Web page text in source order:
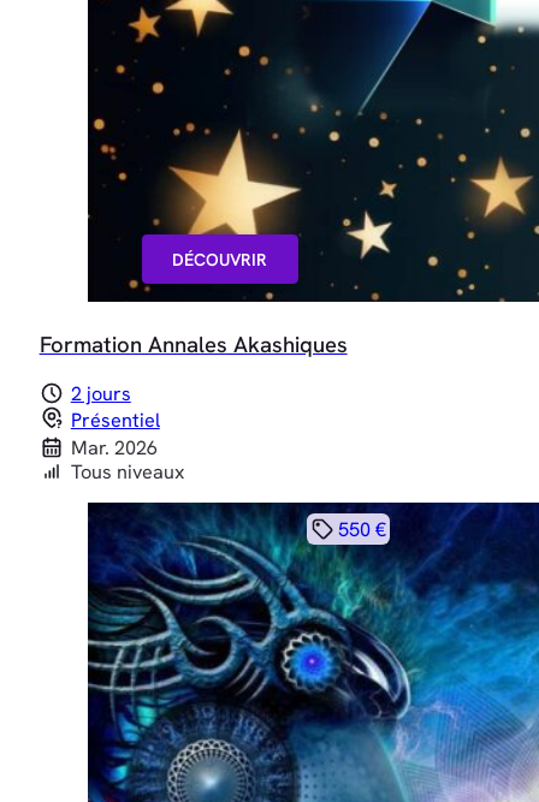
DÉCOUVRIR
Formation Annales Akashiques
2 jours
Présentiel
Mar. 2026
Tous niveaux
550 €